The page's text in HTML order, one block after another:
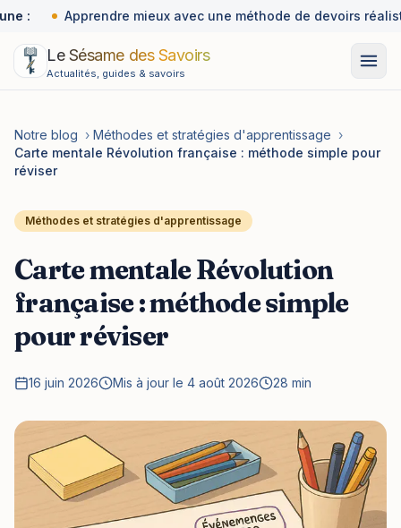
: Apprendre mieux avec une méthode de devoirs
Le Sésame des Savoirs
Actualités, guides & savoirs
Notre blog › Méthodes et stratégies d'apprentissage ›
Carte mentale Révolution française : méthode simple pour
réviser
Méthodes et stratégies d'apprentissage
Carte mentale Révolution
française : méthode simple
pour réviser
16 juin 2026 Mis à jour le 4 août 2026 28 min